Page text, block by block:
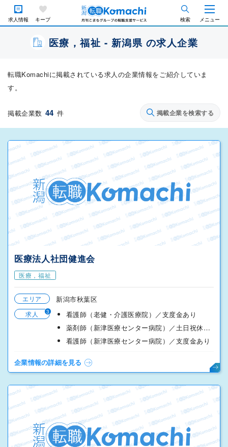
求人情報 キープ 検索 メニュー
医療，福祉 - 新潟県 の求人企業
転職Komachiに掲載されている求人の企業情報をご紹介していま
す。
掲載企業数 44 件 掲載企業を検索する
医療法人社団健進会
医療，福祉
エリア 新潟市秋葉区
求人 3
看護師（老健・介護医療院）／支度金あり
薬剤師（新津医療センター病院）／土日祝休み／支度金あり
看護師（新津医療センター病院）／支度金あり
企業情報の詳細を見る